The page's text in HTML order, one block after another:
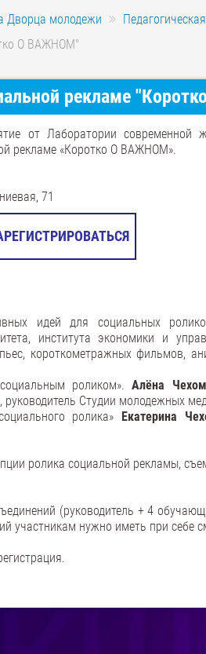
Дворца молодежи
О ВАЖНОМ"
рекламе
от Лаборатории современной
рекламе «Коротко О ВАЖНОМ».
71
идей для социальных
института экономики и
короткометражных фильмов,
роликом».Алёна
Студии молодежных
ролика» Екатерина
ролика социальной рекламы,
(руководитель + 4
участникам нужно иметь при себе